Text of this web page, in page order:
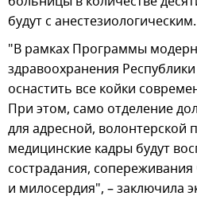
будут с анестезиологическим.
"В рамках Программы
здравоохранения
оснастить все койки
При этом, само отделение
для адресной,
медицинские кадры будут
сострадания,
и милосердия", – заключила